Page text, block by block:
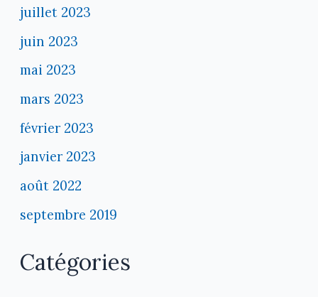
juillet 2023
juin 2023
mai 2023
mars 2023
février 2023
janvier 2023
août 2022
septembre 2019
Catégories